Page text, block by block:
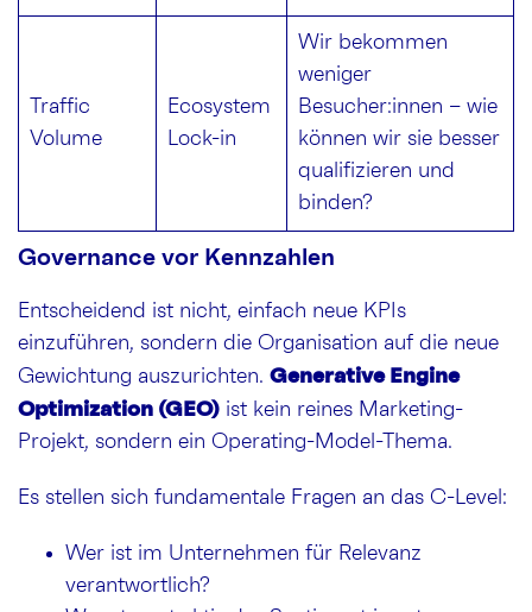
Traffic
Volume
Ecosystem
Lock-in
Wir bekommen
weniger
Besucher:innen – wie
können wir sie besser
qualifizieren und
binden?
Governance vor Kennzahlen
Entscheidend ist nicht, einfach neue KPIs
einzuführen, sondern die Organisation auf die neue
Gewichtung auszurichten. Generative Engine
Optimization (GEO) ist kein reines Marketing-
Projekt, sondern ein Operating-Model-Thema.
Es stellen sich fundamentale Fragen an das C-Level:
Wer ist im Unternehmen für Relevanz
verantwortlich?